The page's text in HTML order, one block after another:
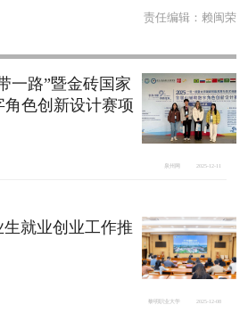
责任编辑： 赖闽荣
一路”暨金砖国家
色创新设计赛项
泉州网 2025-12-11
生就业创业工作推
黎明职业大学 2025-12-08